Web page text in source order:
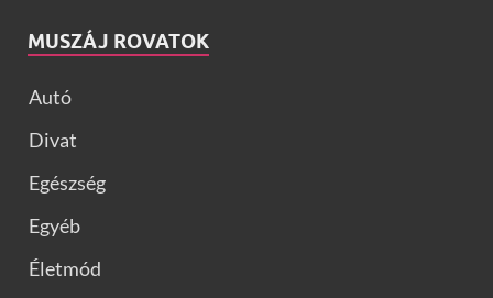
MUSZÁJ ROVATOK
Autó
Divat
Egészség
Egyéb
Életmód